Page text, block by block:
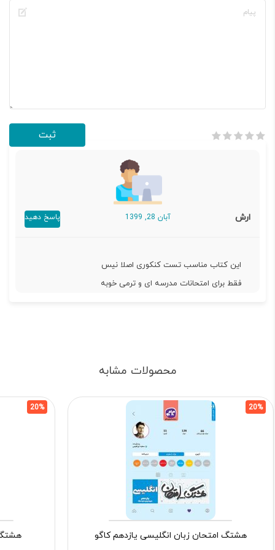
ارش آبان 28, 1399 پاسخ دهید
این کتاب مناسب تست کنکوری اصلا نیس
فقط برای امتحانات مدرسه ای و ترمی خوبه
محصولات مشابه
20%
هشتگ امتحان زبان انگلیسی یازدهم کاگو
20%
هشتگ